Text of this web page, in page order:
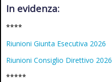
In evidenza:
****
Riunioni Giunta Esecutiva 2026
Riunioni Consiglio Direttivo 2026
*****